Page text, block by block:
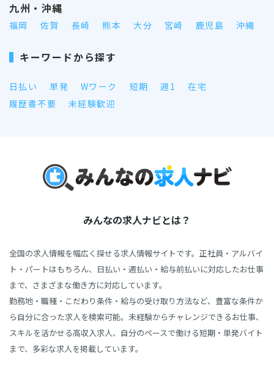
九州・沖縄
福岡 佐賀 長崎 熊本 大分 宮崎 鹿児島 沖縄
キーワードから探す
日払い 単発 Wワーク 短期 週1
在宅
履歴書不要
未経験歓迎
みんなの求人ナビとは？
全国の求人情報を幅広く探せる求人情報サイトです。正社員・アルバイ
ト・パートはもちろん、日払い・週払い・給与前払いに対応したお仕事
まで、さまざまな働き方に対応しています。
勤務地・職種・こだわり条件・給与の受け取り方法など、豊富な条件か
ら自分に合った求人を検索可能。未経験からチャレンジできるお仕事、
スキルを活かせる高収入求人、自分のペースで働ける短期・単発バイト
まで、多彩な求人を掲載しています。